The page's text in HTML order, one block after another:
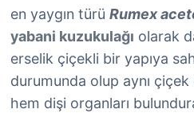
en yaygın türü Rumex
yabani kuzukulağı olarak
erselik çiçekli bir yapıya
durumunda olup aynı
hem dişi organları